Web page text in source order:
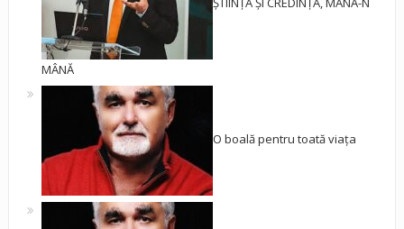
ȘTIINȚA ȘI CREDINȚA, MÂNĂ-N
MÂNĂ
O boală pentru toată viața